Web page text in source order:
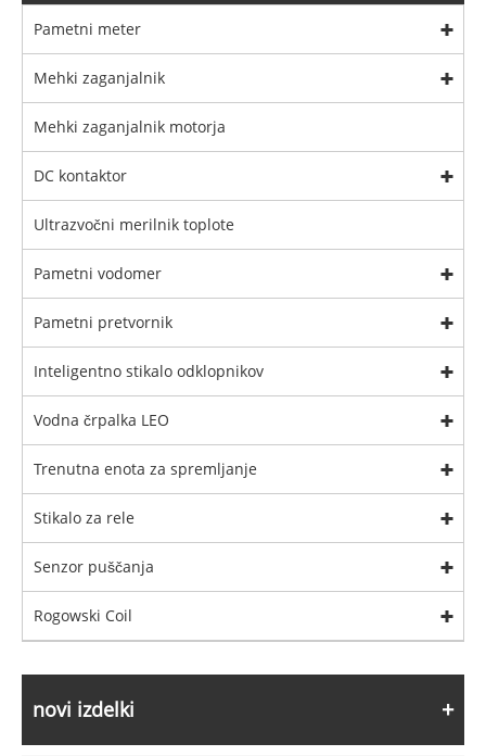
Pametni meter
Mehki zaganjalnik
Mehki zaganjalnik motorja
DC kontaktor
Ultrazvočni merilnik toplote
Pametni vodomer
Pametni pretvornik
Inteligentno stikalo odklopnikov
Vodna črpalka LEO
Trenutna enota za spremljanje
Stikalo za rele
Senzor puščanja
Rogowski Coil
novi izdelki